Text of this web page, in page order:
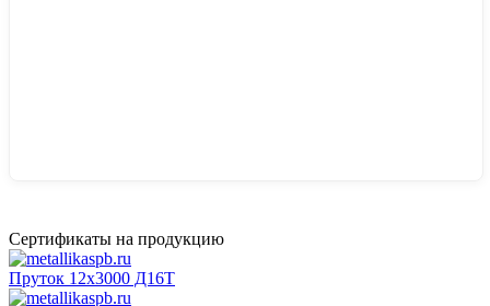
Сертификаты на продукцию
Пруток 12х3000 Д16Т